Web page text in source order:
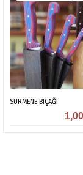
SÜRMENE BIÇAĞI